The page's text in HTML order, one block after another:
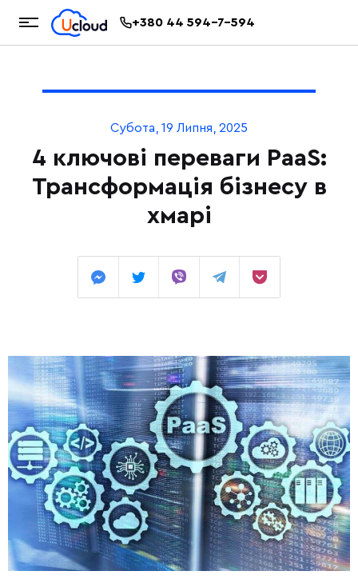
+380 44 594-7-594
Субота, 19 Липня, 2025
4 ключові переваги PaaS:
Трансформація бізнесу в
хмарі